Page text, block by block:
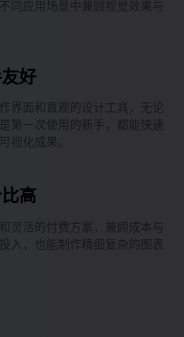
同应用场景中兼顾视觉效果与
好
界面和直观的设计工具，无论
第一次使用的新手，都能快速
视化成果。
高
灵活的付费方案，兼顾成本与
入，也能制作精细复杂的图表